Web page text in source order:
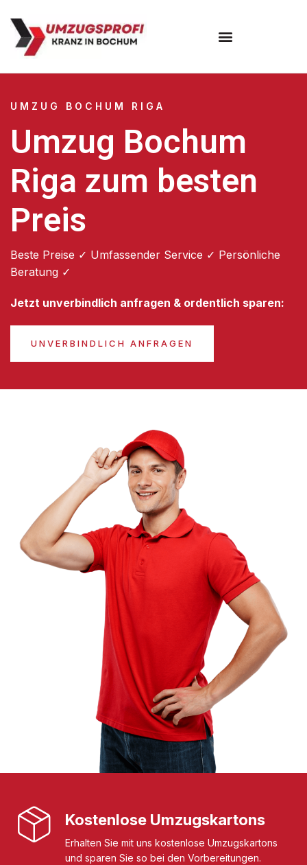
UMZUG BOCHUM RIGA
Umzug Bochum
Riga zum besten
Preis
Beste Preise ✓ Umfassender Service ✓ Persönliche
Beratung ✓
Jetzt unverbindlich anfragen & ordentlich sparen:
UNVERBINDLICH ANFRAGEN
Kostenlose Umzugskartons
Erhalten Sie mit uns kostenlose Umzugskartons
und sparen Sie so bei den Vorbereitungen.